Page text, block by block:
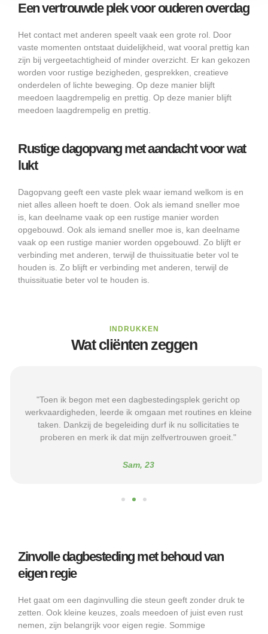
Een vertrouwde plek voor ouderen overdag
Het contact met anderen speelt vaak een grote rol. Door
vaste momenten ontstaat duidelijkheid, wat vooral prettig kan
zijn bij vergeetachtigheid of minder overzicht. Er kan gekozen
worden voor rustige bezigheden, gesprekken, creatieve
onderdelen of lichte beweging. Op deze manier blijft
meedoen laagdrempelig en prettig. Op deze manier blijft
meedoen laagdrempelig en prettig.
Rustige dagopvang met aandacht voor wat
lukt
Dagopvang geeft een vaste plek waar iemand welkom is en
niet alles alleen hoeft te doen. Ook als iemand sneller moe
is, kan deelname vaak op een rustige manier worden
opgebouwd. Ook als iemand sneller moe is, kan deelname
vaak op een rustige manier worden opgebouwd. Zo blijft er
verbinding met anderen, terwijl de thuissituatie beter vol te
houden is. Zo blijft er verbinding met anderen, terwijl de
thuissituatie beter vol te houden is.
INDRUKKEN
Wat cliënten zeggen
"Toen ik begon met een dagbestedingsplek gericht op
werkvaardigheden, leerde ik omgaan met routines en kleine
taken. Dankzij de begeleiding durf ik nu sollicitaties te
proberen en merk ik dat mijn zelfvertrouwen groeit."
Sam, 23
Zinvolle dagbesteding met behoud van
eigen regie
Het gaat om een daginvulling die steun geeft zonder druk te
zetten. Ook kleine keuzes, zoals meedoen of juist even rust
nemen, zijn belangrijk voor eigen regie. Sommige